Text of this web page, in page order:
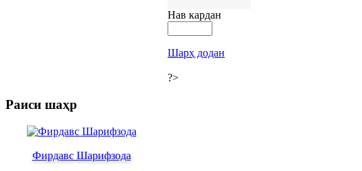
Нав кардан
Шарҳ додан
?>
Раиси шаҳр
Фирдавс Шарифзода